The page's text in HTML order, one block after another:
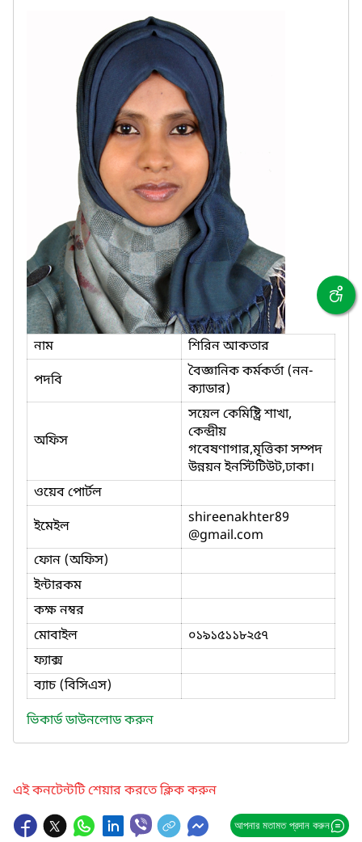
নাম
শিরিন আকতার
পদবি
বৈজ্ঞানিক কর্মকর্তা (নন-
ক্যাডার)
অফিস
সয়েল কেমিষ্ট্রি শাখা,
কেন্দ্রীয়
গবেষণাগার,মৃত্তিকা সম্পদ
উন্নয়ন ইনস্টিটিউট,ঢাকা।
ওয়েব পোর্টল
ইমেইল
shireenakhter89
@gmail.com
ফোন (অফিস)
ইন্টারকম
কক্ষ নম্বর
মোবাইল
০১৯১৫১১৮২৫৭
ফ্যাক্স
ব্যাচ (বিসিএস)
ভিকার্ড ডাউনলোড করুন
এই কনটেন্টটি শেয়ার করতে ক্লিক করুন
আপনার মতামত প্রদান করুন